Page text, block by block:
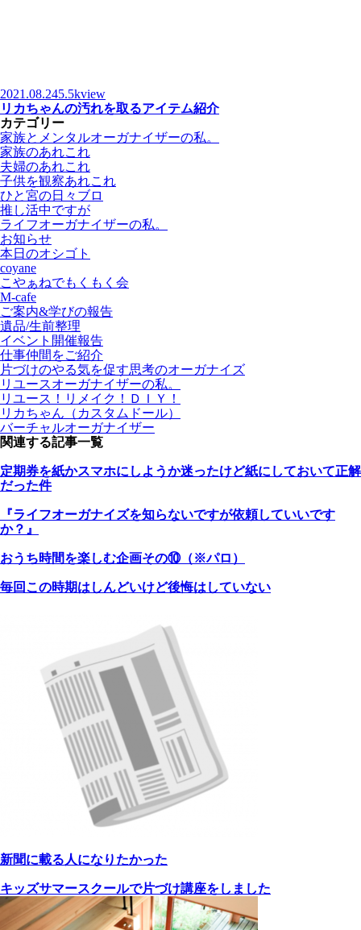
2021.08.245.5kview
リカちゃんの汚れを取るアイテム紹介
カテゴリー
家族とメンタルオーガナイザーの私。
家族のあれこれ
夫婦のあれこれ
子供を観察あれこれ
ひと宮の日々ブロ
推し活中ですが
ライフオーガナイザーの私。
お知らせ
本日のオシゴト
coyane
こやぁねでもくもく会
M-cafe
ご案内&学びの報告
遺品/生前整理
イベント開催報告
仕事仲間をご紹介
片づけのやる気を促す思考のオーガナイズ
リユースオーガナイザーの私。
リユース！リメイク！ＤＩＹ！
リカちゃん（カスタムドール）
バーチャルオーガナイザー
関連する記事一覧
定期券を紙かスマホにしようか迷ったけど紙にしておいて正解
だった件
『ライフオーガナイズを知らないですが依頼していいです
か？』
おうち時間を楽しむ企画その⑩（※パロ）
毎回この時期はしんどいけど後悔はしていない
新聞に載る人になりたかった
キッズサマースクールで片づけ講座をしました